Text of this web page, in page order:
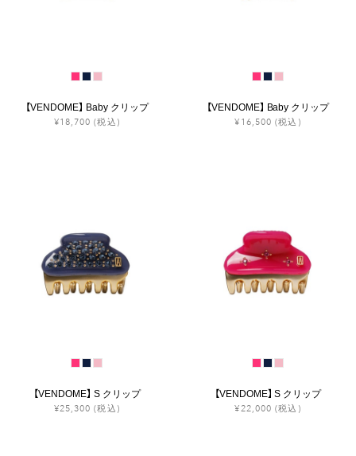
【VENDOME】 Baby クリップ
¥18,700 (税込)
【VENDOME】 Baby クリップ
¥16,500 (税込)
【VENDOME】 S クリップ
¥25,300 (税込)
【VENDOME】 S クリップ
¥22,000 (税込)